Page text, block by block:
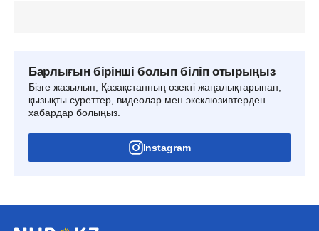
Барлығын бірінші болып біліп отырыңыз
Бізге жазылып, Қазақстанның өзекті жаңалықтарынан,
қызықты суреттер, видеолар мен эксклюзивтерден
хабардар болыңыз.
Instagram